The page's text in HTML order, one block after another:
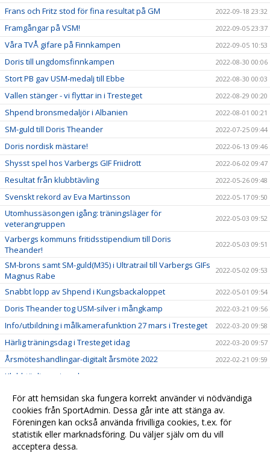
Frans och Fritz stod för fina resultat på GM 2022-09-18 23:32
Framgångar på VSM! 2022-09-05 23:37
Våra TVÅ gifare på Finnkampen 2022-09-05 10:53
Doris till ungdomsfinnkampen 2022-08-30 00:06
Stort PB gav USM-medalj till Ebbe 2022-08-30 00:03
Vallen stänger - vi flyttar in i Tresteget 2022-08-29 00:20
Shpend bronsmedaljör i Albanien 2022-08-01 00:21
SM-guld till Doris Theander 2022-07-25 09:44
Doris nordisk mästare! 2022-06-13 09:46
Shysst spel hos Varbergs GIF Friidrott 2022-06-02 09:47
Resultat från klubbtävling 2022-05-26 09:48
Svenskt rekord av Eva Martinsson 2022-05-17 09:50
Utomhussäsongen igång: träningsläger för
veterangruppen
2022-05-03 09:52
Varbergs kommuns fritidsstipendium till Doris
Theander!
2022-05-03 09:51
SM-brons samt SM-guld(M35) i Ultratrail till Varbergs GIFs
Magnus Rabe
2022-05-02 09:53
Snabbt lopp av Shpend i Kungsbackaloppet 2022-05-01 09:54
Doris Theander tog USM-silver i mångkamp 2022-03-21 09:56
Info/utbildning i målkamerafunktion 27 mars i Tresteget 2022-03-20 09:58
Härlig träningsdag i Tresteget idag 2022-03-20 09:57
Årsmöteshandlingar-digitalt årsmöte 2022 2022-02-21 09:59
Klubbtävlingar inomhus
Klubbtävling Halland ställs in 2022-01-06 10:02
Anders "Palmas" Palmqvist till Varbergs GIF 2022-01-05 10:01
IDM ställs in 8-9 januari 2022-01-01 10:03
För att hemsidan ska fungera korrekt använder vi nödvändiga
cookies från SportAdmin. Dessa går inte att stänga av.
Föreningen kan också använda frivilliga cookies, t.ex. för
statistik eller marknadsföring. Du väljer själv om du vill
acceptera dessa.